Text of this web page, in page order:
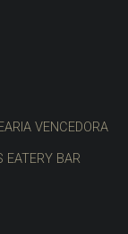
VENCEDORA
BAR